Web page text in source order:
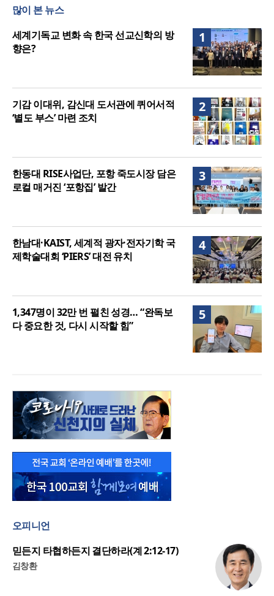
느헤미야 연합기도회, ‘왕의 기도’로 나라·한국교회·다
세기총 “자유를 지키며 하나 된 희망의 미래를 향하
여”
많이 본 뉴스
1
세계기독교 변화 속 한국 선교신학의 방
향은?
2
기감 이대위, 감신대 도서관에 퀴어서적
‘별도 부스’ 마련 조치
3
한동대 RISE사업단, 포항 죽도시장 담은
로컬 매거진 ‘포항집’ 발간
4
한남대·KAIST, 세계적 광자·전자기학 국
제학술대회 ‘PIERS’ 대전 유치
5
1,347명이 32만 번 펼친 성경… “완독보
다 중요한 것, 다시 시작할 힘”
오피니언
믿든지 타협하든지 결단하라(계 2:12-17)
김창환